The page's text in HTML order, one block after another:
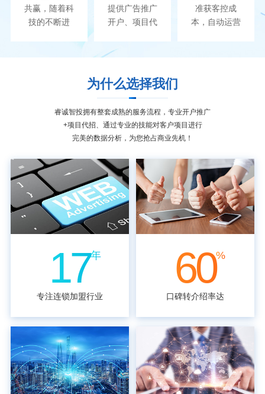
共赢，随着科
技的不断进
提供广告推广
开户、项目代
广、网站建
准获客控成
本，自动运营
为什么选择我们
睿诚智投拥有整套成熟的服务流程，专业开户推广
+项目代招、通过专业的技能对客户项目进行
完美的数据分析，为您抢占商业先机！
17年
专注连锁加盟行业
60%
口碑转介绍率达